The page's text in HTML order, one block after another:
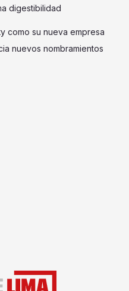
digestibilidad
como su nueva empresa
nuevos nombramientos